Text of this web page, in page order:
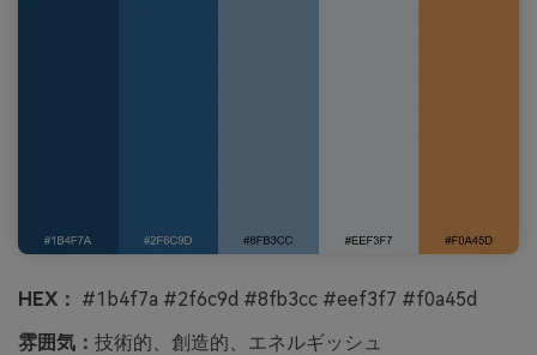
HEX： #1b4f7a #2f6c9d #8fb3cc #eef3f7 #f0a45d
雰囲気： 技術的、創造的、エネルギッシュ